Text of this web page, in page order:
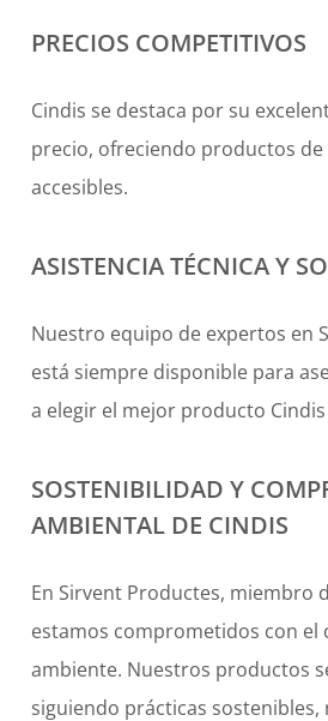
PRECIOS COMPETITIVOS
Cindis se destaca por su
precio, ofreciendo productos de
accesibles.
ASISTENCIA TÉCNICA Y
Nuestro equipo de expertos en
está siempre disponible para
a elegir el mejor producto
SOSTENIBILIDAD Y
AMBIENTAL DE CINDIS
En Sirvent Productes, miembro
estamos comprometidos con el
ambiente. Nuestros productos
siguiendo prácticas sostenibles,